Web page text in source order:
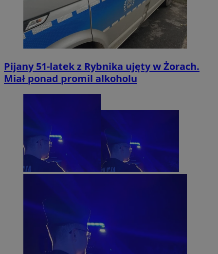
Pijany 51-latek z Rybnika ujęty w Żorach.
Miał ponad promil alkoholu